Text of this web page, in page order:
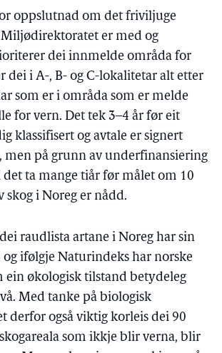
oppslutnad om det friviljuge
Miljødirektoratet er med og
dei innmelde områda for
dei i A-, B- og C-lokalitetar alt etter
som er i områda som er melde
for vern. Det tek 3–4 år før eit
klassifisert og avtale er signert
men på grunn av underfinansiering
ta mange tiår før målet om 10
skog i Noreg er nådd.
raudlista artane i Noreg har sin
og ifølgje Naturindeks har norske
ein økologisk tilstand betydeleg
Med tanke på biologisk
derfor også viktig korleis dei 90
som ikkje blir verna, blir